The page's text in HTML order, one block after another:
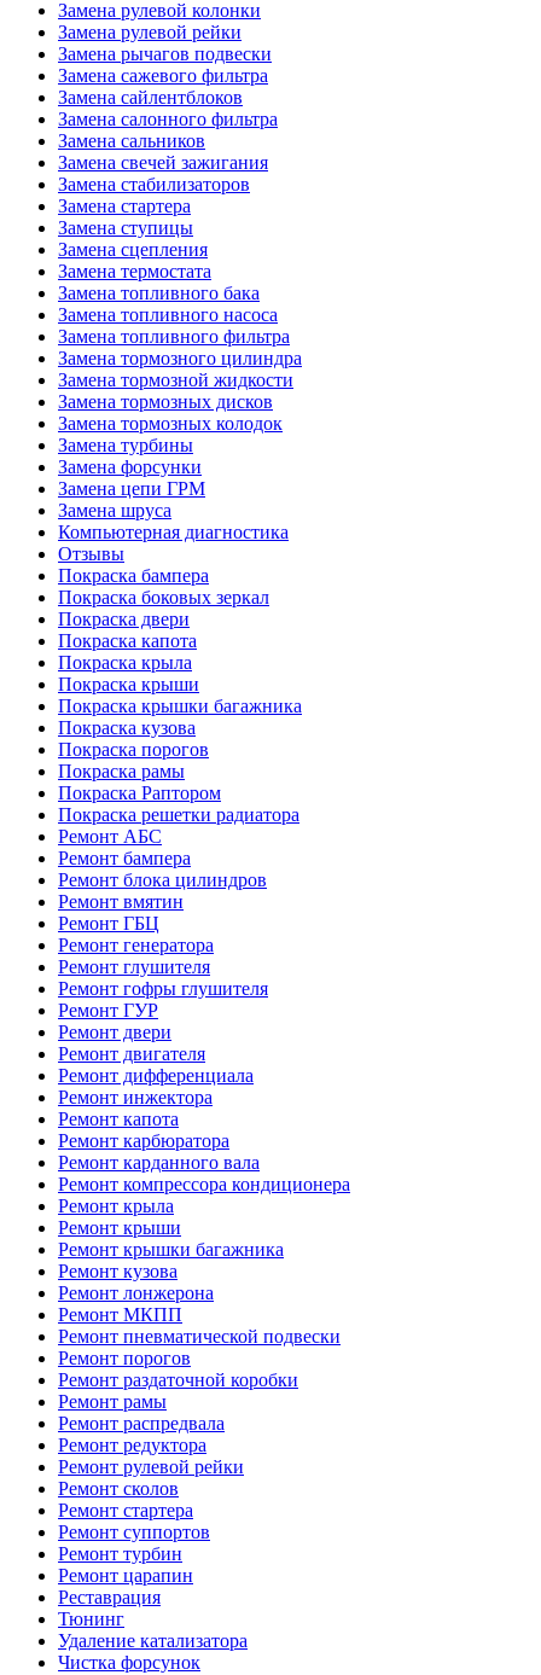
Замена рулевой колонки
Замена рулевой рейки
Замена рычагов подвески
Замена сажевого фильтра
Замена сайлентблоков
Замена салонного фильтра
Замена сальников
Замена свечей зажигания
Замена стабилизаторов
Замена стартера
Замена ступицы
Замена сцепления
Замена термостата
Замена топливного бака
Замена топливного насоса
Замена топливного фильтра
Замена тормозного цилиндра
Замена тормозной жидкости
Замена тормозных дисков
Замена тормозных колодок
Замена турбины
Замена форсунки
Замена цепи ГРМ
Замена шруса
Компьютерная диагностика
Отзывы
Покраска бампера
Покраска боковых зеркал
Покраска двери
Покраска капота
Покраска крыла
Покраска крыши
Покраска крышки багажника
Покраска кузова
Покраска порогов
Покраска рамы
Покраска Раптором
Покраска решетки радиатора
Ремонт АБС
Ремонт бампера
Ремонт блока цилиндров
Ремонт вмятин
Ремонт ГБЦ
Ремонт генератора
Ремонт глушителя
Ремонт гофры глушителя
Ремонт ГУР
Ремонт двери
Ремонт двигателя
Ремонт дифференциала
Ремонт инжектора
Ремонт капота
Ремонт карбюратора
Ремонт карданного вала
Ремонт компрессора кондиционера
Ремонт крыла
Ремонт крыши
Ремонт крышки багажника
Ремонт кузова
Ремонт лонжерона
Ремонт МКПП
Ремонт пневматической подвески
Ремонт порогов
Ремонт раздаточной коробки
Ремонт рамы
Ремонт распредвала
Ремонт редуктора
Ремонт рулевой рейки
Ремонт сколов
Ремонт стартера
Ремонт суппортов
Ремонт турбин
Ремонт царапин
Реставрация
Тюнинг
Удаление катализатора
Чистка форсунок